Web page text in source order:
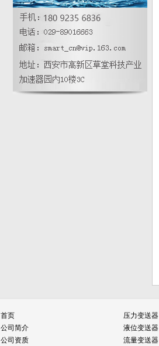
际巨头垄断？
智能差压变送器的介绍及其安装时的
注意事项
雷达液位计在氯乙烯应用优缺点
首页
公司简介
公司资质
压力变送器
液位变送器
流量变送器